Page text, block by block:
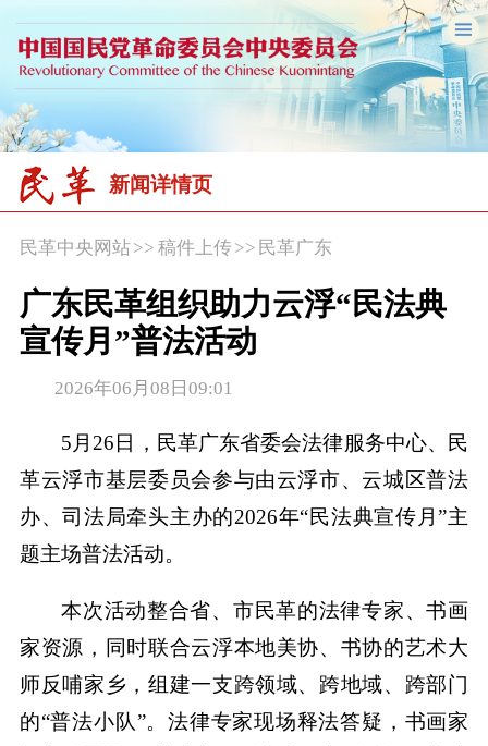
新闻详情页
民革中央网站>> 稿件上传 >> 民革广东
广东民革组织助力云浮“民法典
宣传月”普法活动
2026年06月08日09:01
5月26日，民革广东省委会法律服务中心、民
革云浮市基层委员会参与由云浮市、云城区普法
办、司法局牵头主办的2026年“民法典宣传月”主
题主场普法活动。
本次活动整合省、市民革的法律专家、书画
家资源，同时联合云浮本地美协、书协的艺术大
师反哺家乡，组建一支跨领域、跨地域、跨部门
的“普法小队”。法律专家现场释法答疑，书画家